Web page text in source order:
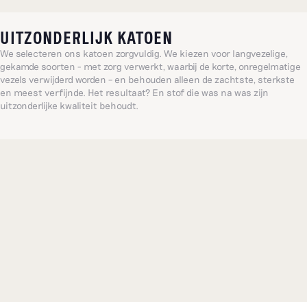
UITZONDERLIJK KATOEN
We selecteren ons katoen zorgvuldig. We kiezen voor langvezelige,
gekamde soorten - met zorg verwerkt, waarbij de korte, onregelmatige
vezels verwijderd worden – en behouden alleen de zachtste, sterkste
en meest verfijnde. Het resultaat? En stof die was na was zijn
uitzonderlijke kwaliteit behoudt.